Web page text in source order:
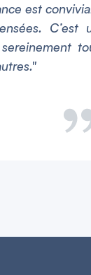
est
C’est